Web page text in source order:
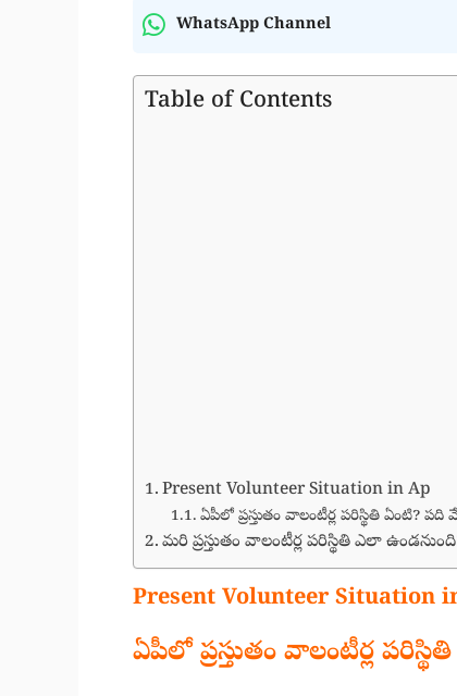
WhatsApp Channel
Table of Contents
Present Volunteer Situation in Ap
ఏపీలో ప్రస్తుతం వాలంటీర్ల పరిస్థితి ఏంటి? పది
మరి ప్రస్తుతం వాలంటీర్ల పరిస్థితి ఎలా
Present Volunteer Situation
ఏపీలో ప్రస్తుతం వాలంటీర్ల